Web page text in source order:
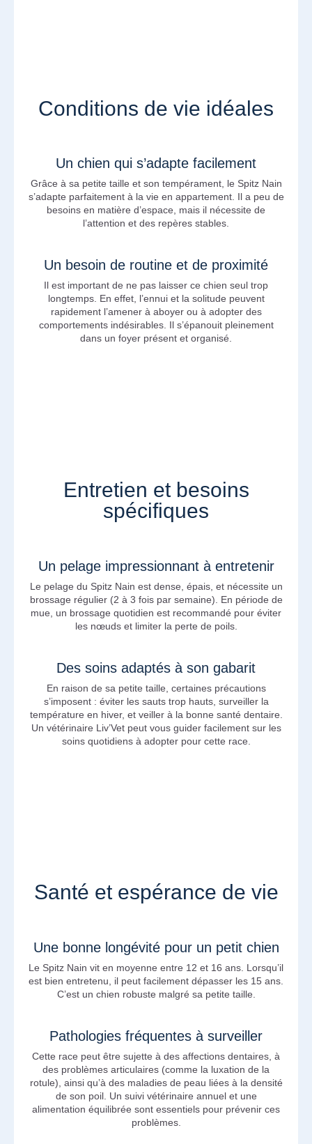
Conditions de vie idéales
Un chien qui s’adapte facilement
Grâce à sa petite taille et son tempérament, le Spitz Nain
s’adapte parfaitement à la vie en appartement. Il a peu de
besoins en matière d’espace, mais il nécessite de
l’attention et des repères stables.
Un besoin de routine et de proximité
Il est important de ne pas laisser ce chien seul trop
longtemps. En effet, l’ennui et la solitude peuvent
rapidement l’amener à aboyer ou à adopter des
comportements indésirables. Il s’épanouit pleinement
dans un foyer présent et organisé.
Entretien et besoins
spécifiques
Un pelage impressionnant à entretenir
Le pelage du Spitz Nain est dense, épais, et nécessite un
brossage régulier (2 à 3 fois par semaine). En période de
mue, un brossage quotidien est recommandé pour éviter
les nœuds et limiter la perte de poils.
Des soins adaptés à son gabarit
En raison de sa petite taille, certaines précautions
s’imposent : éviter les sauts trop hauts, surveiller la
température en hiver, et veiller à la bonne santé dentaire.
Un vétérinaire Liv’Vet peut vous guider facilement sur les
soins quotidiens à adopter pour cette race.
Santé et espérance de vie
Une bonne longévité pour un petit chien
Le Spitz Nain vit en moyenne entre 12 et 16 ans. Lorsqu’il
est bien entretenu, il peut facilement dépasser les 15 ans.
C’est un chien robuste malgré sa petite taille.
Pathologies fréquentes à surveiller
Cette race peut être sujette à des affections dentaires, à
des problèmes articulaires (comme la luxation de la
rotule), ainsi qu’à des maladies de peau liées à la densité
de son poil. Un suivi vétérinaire annuel et une
alimentation équilibrée sont essentiels pour prévenir ces
problèmes.